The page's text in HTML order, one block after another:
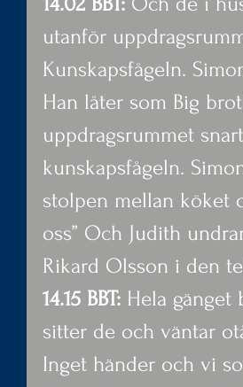
utanför
Kunskapsfågeln.
Han låter som Big
uppdragsrummet
kunskapsfågeln.
stolpen mellan köket
oss” Och Judith
Rikard Olsson i den
14.15 BBT: Hela
sitter de och väntar
Inget händer och vi